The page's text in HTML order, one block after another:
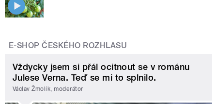
E-SHOP ČESKÉHO ROZHLASU
Vždycky jsem si přál ocitnout se v románu
Julese Verna. Teď se mi to splnilo.
Václav Žmolík, moderátor